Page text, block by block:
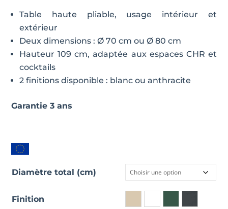
Table haute pliable, usage intérieur et
extérieur
Deux dimensions : Ø 70 cm ou Ø 80 cm
Hauteur 109 cm, adaptée aux espaces CHR et
cocktails
2 finitions disponible : blanc ou anthracite
Garantie 3 ans
Diamètre total (cm)
Finition